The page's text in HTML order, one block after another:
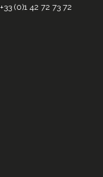
+33 (0)1 42 72 73 72